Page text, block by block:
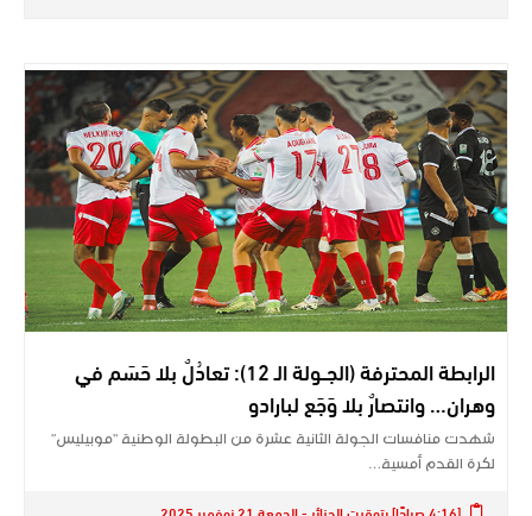
الرابطة المحترفة (الجــولة الـ 12): تعادُلٌ بلا حَسَم في
وهران… وانتصارٌ بلا وَجَع لبارادو
شهدت منافسات الجولة الثانية عشرة من البطولة الوطنية “موبيليس”
لكرة القدم أمسية…